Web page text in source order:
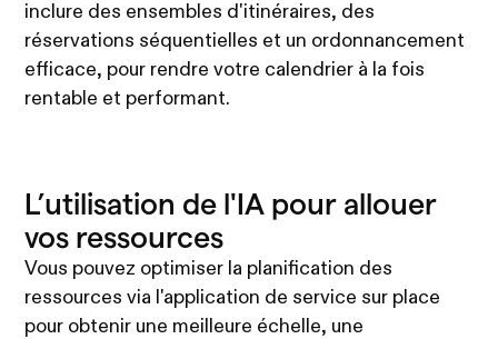
inclure des ensembles d'itinéraires, des
réservations séquentielles et un ordonnancement
efficace, pour rendre votre calendrier à la fois
rentable et performant.
L’utilisation de l'IA pour allouer
vos ressources
Vous pouvez optimiser la planification des
ressources via l'application de service sur place
pour obtenir une meilleure échelle, une